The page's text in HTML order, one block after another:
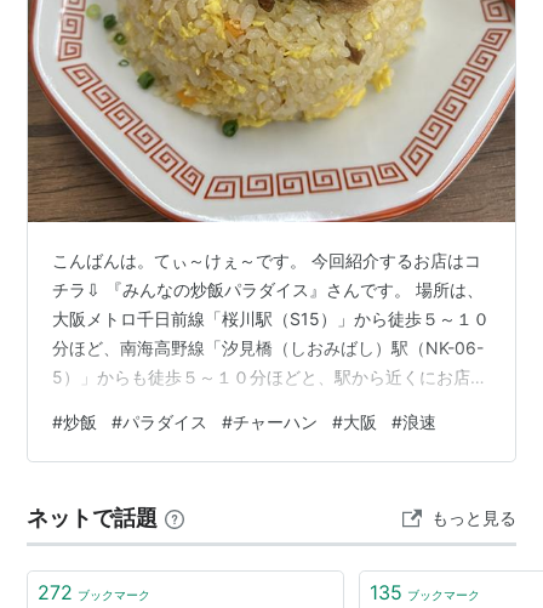
こんばんは。てぃ～けぇ～です。 今回紹介するお店はコ
チラ⇩ 『みんなの炒飯パラダイス』さんです。 場所は、
大阪メトロ千日前線「桜川駅（S15）」から徒歩５～１０
分ほど、南海高野線「汐見橋（しおみばし）駅（NK-06-
5）」からも徒歩５～１０分ほどと、駅から近くにお店が
パーキングを紹介したいと思います。 『みんなの炒飯パ
ラダイス』 住所：大阪府大阪市浪速区桜川２－４－１６
https://maps.app.goo.gl/Mjgkv5kXaJdEp7dX6 ☎：０
６－４３９４－８６６０ ＨＰ：https://www.…
#炒飯 #パラダイス #チャーハン #大阪 #浪速
ネットで話題 もっと見る
272 ブックマーク 135 ブックマーク